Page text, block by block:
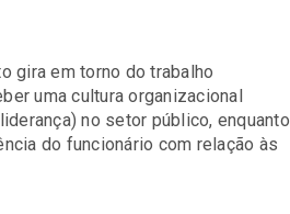
gira em torno do trabalho
uma cultura organizacional
no setor público, enquanto
do funcionário com relação às